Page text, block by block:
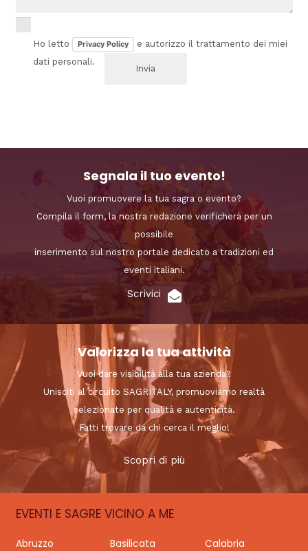
Ho letto Privacy Policy
e autorizzo il trattamento dei miei
dati personali.
Segnala il tuo evento!
Vuoi promuovere la tua sagra o evento?
Compila il form, la nostra redazione verificherà per un
possibile
inserimento sul nostro portale dedicato a tradizioni ed
eventi italiani.
Scrivici
Valorizza la tua attività
Vuoi dare visibilità alla tua azienda?
Unisciti al circuito SAGRITALY, promuoviamo realtà
selezionate per qualità e autenticità.
Fatti trovare da chi cerca il meglio!
Scopri di più
EVENTI E SAGRE VICINO A ME
Abruzzo Basilicata
Calabria